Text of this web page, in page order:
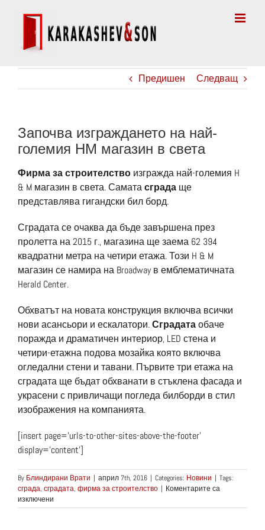
Предишен Следващ
Започва изграждането на най-
големия НM магазин в света
Фирма за строителство изгражда най-големия H
& M магазин в света. Саматасграда ще
представлява гигандски бил борд.
Сградата се очаква да бъде завършена през
пролетта на 2015 г., магазина ще заема 62 394
квадратни метра на четири етажа. Този H & M
магазин се намира на Broadway в емблематичната
Herald Center.
Обхватът на новата конструкция включва всички
нови асансьори и ескалатори.Сградатаобаче
поражда и драматичен интериор, LED стена и
четири-етажна подова мозайка която включва
огледални стени и тавани. Първите три етажа на
сградата ще бъдат обхванати в стъклена фасада и
украсени с привличащи погледа билборди в стил
изображения на компанията.
[insert page=’urls-to-other-sites-above-the-footer’
display=’content’]
By Блиндирани Врати | април 7th, 2016 | Categories: Новини | Tags:
сграда, сградата, фирма за строителство | Коментарите са
изключени
Започва